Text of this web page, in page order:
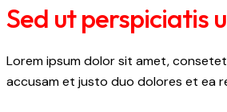
Sed ut perspiciatis
Lorem ipsum dolor sit amet,
accusam et justo duo dolores et ea